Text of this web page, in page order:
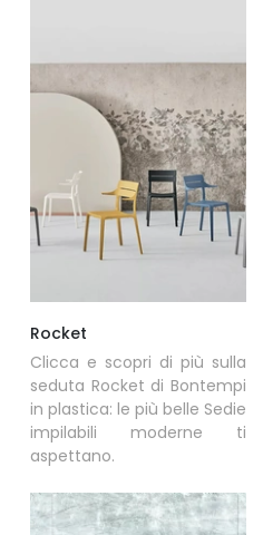
Rocket
Clicca e scopri di più sulla
seduta Rocket di Bontempi
in plastica: le più belle Sedie
impilabili moderne ti
aspettano.